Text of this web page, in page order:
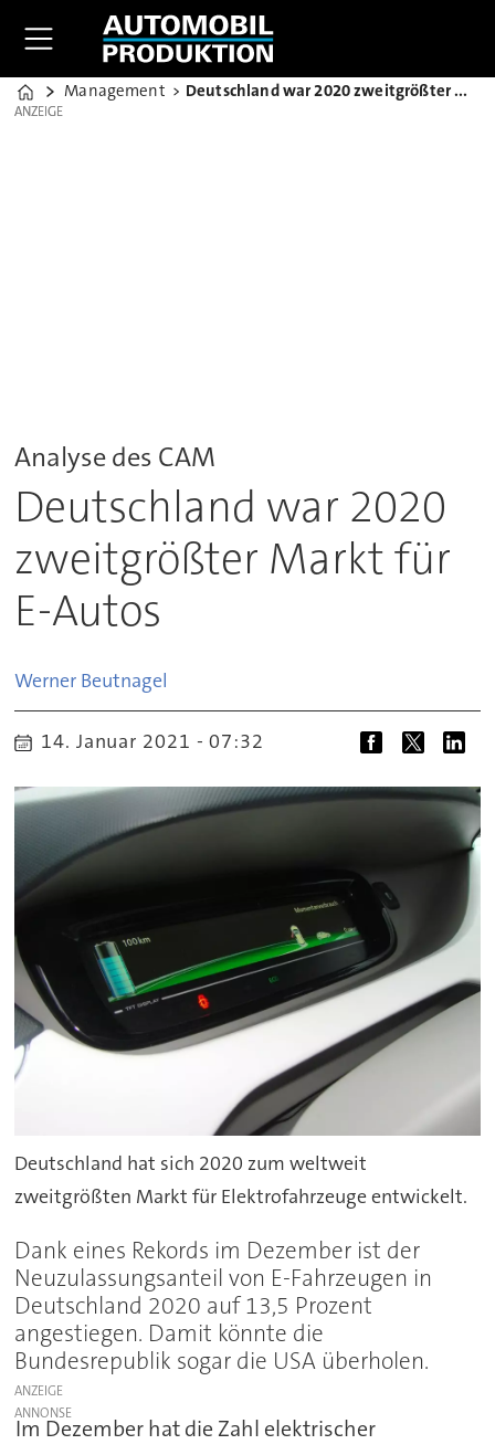
Home
Management Deutschland war 2020 zweitgrößter Markt für E-Autos
ANZEIGE
ANZEIGE
Analyse des CAM
Deutschland war 2020
zweitgrößter Markt für
E-Autos
Werner Beutnagel
14. Januar 2021 - 07:32
Deutschland hat sich 2020 zum weltweit
zweitgrößten Markt für Elektrofahrzeuge entwickelt.
Dank eines Rekords im Dezember ist der
Neuzulassungsanteil von E-Fahrzeugen in
Deutschland 2020 auf 13,5 Prozent
angestiegen. Damit könnte die
Bundesrepublik sogar die USA überholen.
ANZEIGE
Im Dezember hat die Zahl elektrischer